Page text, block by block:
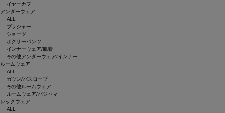
イヤーカフ
アンダーウェア
ALL
ブラジャー
ショーツ
ボクサーパンツ
インナーウェア/肌着
その他アンダーウェア/インナー
ルームウェア
ALL
ガウン/バスローブ
その他ルームウェア
ルームウェア/パジャマ
レッグウェア
ALL